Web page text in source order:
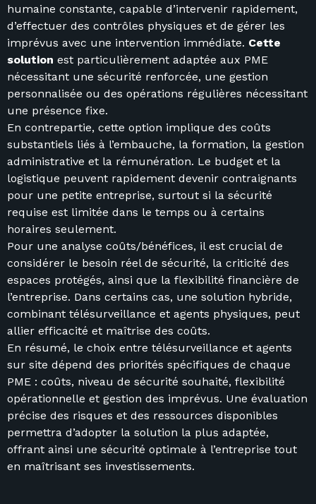
humaine constante, capable d’intervenir rapidement,
d’effectuer des contrôles physiques et de gérer les
imprévus avec une intervention immédiate. Cette
solution est particulièrement adaptée aux PME
nécessitant une sécurité renforcée, une gestion
personnalisée ou des opérations régulières nécessitant
une présence fixe.
En contrepartie, cette option implique des coûts
substantiels liés à l’embauche, la formation, la gestion
administrative et la rémunération. Le budget et la
logistique peuvent rapidement devenir contraignants
pour une petite entreprise, surtout si la sécurité
requise est limitée dans le temps ou à certains
horaires seulement.
Pour une analyse coûts/bénéfices, il est crucial de
considérer le besoin réel de sécurité, la criticité des
espaces protégés, ainsi que la flexibilité financière de
l’entreprise. Dans certains cas, une solution hybride,
combinant télésurveillance et agents physiques, peut
allier efficacité et maîtrise des coûts.
En résumé, le choix entre télésurveillance et agents
sur site dépend des priorités spécifiques de chaque
PME : coûts, niveau de sécurité souhaité, flexibilité
opérationnelle et gestion des imprévus. Une évaluation
précise des risques et des ressources disponibles
permettra d’adopter la solution la plus adaptée,
offrant ainsi une sécurité optimale à l’entreprise tout
en maîtrisant ses investissements.